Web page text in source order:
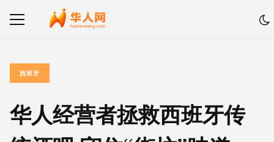
西班牙
华人经营者拯救西班牙传